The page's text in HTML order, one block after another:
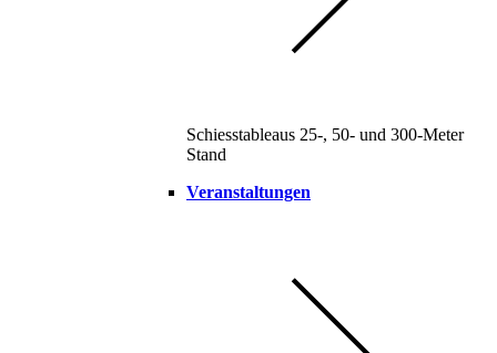
Schiesstableaus 25-, 50- und 300-Meter
Stand
Veranstaltungen